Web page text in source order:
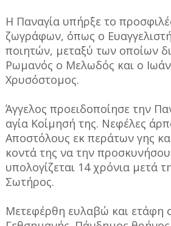
Η Παναγία υπήρξε το
ζωγράφων, όπως ο
ποιητών, μεταξύ των οποίων
Ρωμανός ο Μελωδός και ο
Χρυσόστομος.
Άγγελος προειδοποίησε την
αγία Κοίμησή της. Νεφέλες
Αποστόλους εκ περάτων γης
κοντά της να την
υπολογίζεται 14 χρόνια μετά
Σωτήρος.
Μετεφέρθη ευλαβώ και ετάφη